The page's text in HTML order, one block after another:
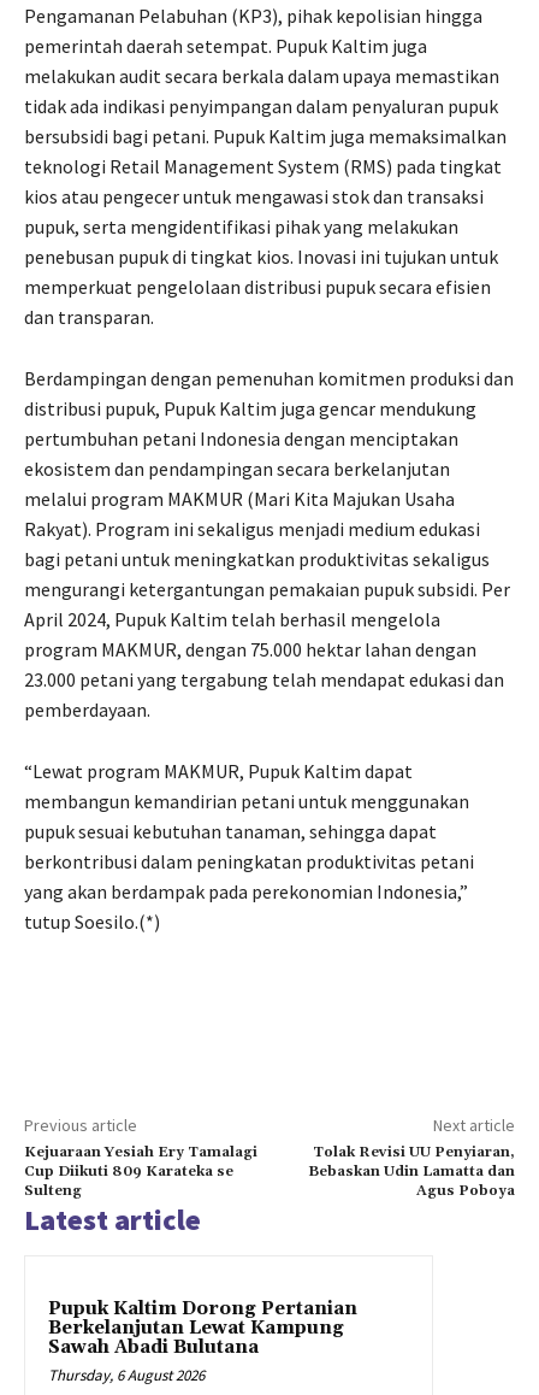
Pengamanan Pelabuhan (KP3), pihak kepolisian hingga
pemerintah daerah setempat. Pupuk Kaltim juga
melakukan audit secara berkala dalam upaya memastikan
tidak ada indikasi penyimpangan dalam penyaluran pupuk
bersubsidi bagi petani. Pupuk Kaltim juga memaksimalkan
teknologi Retail Management System (RMS) pada tingkat
kios atau pengecer untuk mengawasi stok dan transaksi
pupuk, serta mengidentifikasi pihak yang melakukan
penebusan pupuk di tingkat kios. Inovasi ini tujukan untuk
memperkuat pengelolaan distribusi pupuk secara efisien
dan transparan.
Berdampingan dengan pemenuhan komitmen produksi dan
distribusi pupuk, Pupuk Kaltim juga gencar mendukung
pertumbuhan petani Indonesia dengan menciptakan
ekosistem dan pendampingan secara berkelanjutan
melalui program MAKMUR (Mari Kita Majukan Usaha
Rakyat). Program ini sekaligus menjadi medium edukasi
bagi petani untuk meningkatkan produktivitas sekaligus
mengurangi ketergantungan pemakaian pupuk subsidi. Per
April 2024, Pupuk Kaltim telah berhasil mengelola
program MAKMUR, dengan 75.000 hektar lahan dengan
23.000 petani yang tergabung telah mendapat edukasi dan
pemberdayaan.
“Lewat program MAKMUR, Pupuk Kaltim dapat
membangun kemandirian petani untuk menggunakan
pupuk sesuai kebutuhan tanaman, sehingga dapat
berkontribusi dalam peningkatan produktivitas petani
yang akan berdampak pada perekonomian Indonesia,”
tutup Soesilo.(*)
Previous article
Kejuaraan Yesiah Ery Tamalagi
Cup Diikuti 809 Karateka se
Sulteng
Next article
Tolak Revisi UU Penyiaran,
Bebaskan Udin Lamatta dan
Agus Poboya
Latest article
Pupuk Kaltim Dorong Pertanian
Berkelanjutan Lewat Kampung
Sawah Abadi Bulutana
Thursday, 6 August 2026